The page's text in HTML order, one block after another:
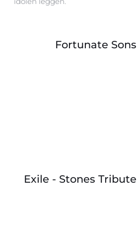
Fortunate Sons
Exile - Stones Tribute